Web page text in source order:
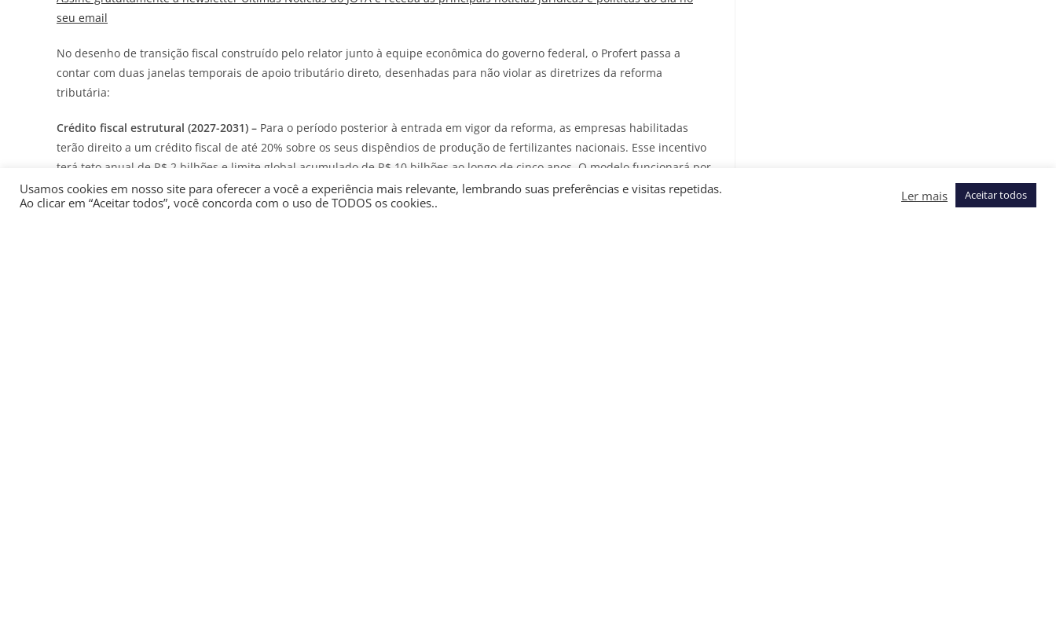
seu email
No desenho de transição fiscal construído pelo relator junto à equipe econômica do governo federal, o Profert passa a
contar com duas janelas temporais de apoio tributário direto, desenhadas para não violar as diretrizes da reforma
tributária:
Crédito fiscal estrutural (2027-2031) – Para o período posterior à entrada em vigor da reforma, as empresas habilitadas
terão direito a um crédito fiscal de até 20% sobre os seus dispêndios de produção de fertilizantes nacionais. Esse incentivo
terá teto anual de R$ 2 bilhões e limite global acumulado de R$ 10 bilhões ao longo de cinco anos. O modelo funcionará por
meio de procedimento concorrencial, e os valores concedidos serão devolvidos como créditos dedutíveis da base da CSLL.
Usamos cookies em nosso site para oferecer a você a experiência mais relevante, lembrando suas preferências e visitas repetidas.
Ao clicar em “Aceitar todos”, você concorda com o uso de TODOS os cookies..
Ler mais Aceitar todos